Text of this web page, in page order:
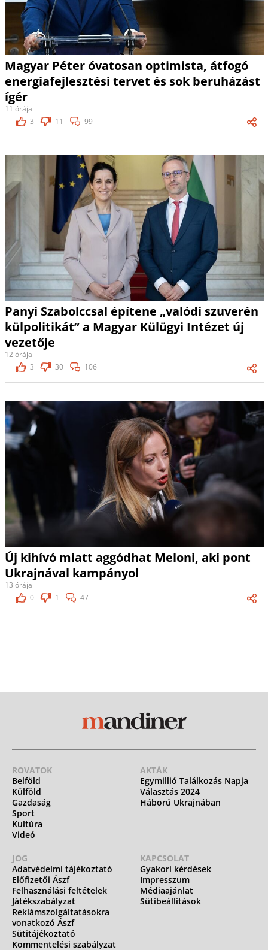
Magyar Péter óvatosan optimista, átfogó
energiafejlesztési tervet és sok beruházást
ígér
11 órája
3
11 99
Panyi Szabolccsal építene „valódi szuverén
külpolitikát” a Magyar Külügyi Intézet új
vezetője
12 órája
3
30 106
Új kihívó miatt aggódhat Meloni, aki pont
Ukrajnával kampányol
13 órája
0
1 47
ROVATOK
Belföld
Külföld
Gazdaság
Sport
Kultúra
Videó
AKTÁK
Egymillió Találkozás Napja
Választás 2024
Háború Ukrajnában
JOG
Adatvédelmi tájékoztató
Előfizetői Ászf
Felhasználási feltételek
Játékszabályzat
Reklámszolgáltatásokra
vonatkozó Ászf
Sütitájékoztató
Kommentelési szabályzat
KAPCSOLAT
Gyakori kérdések
Impresszum
Médiaajánlat
Sütibeállítások